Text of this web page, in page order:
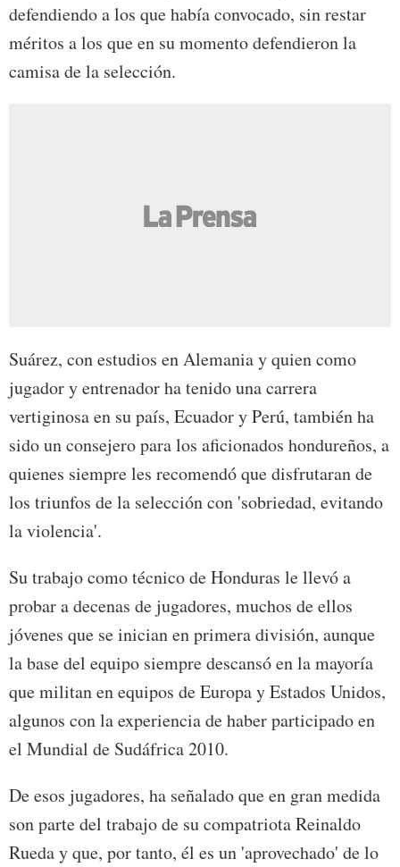
defendiendo a los que había convocado, sin restar
méritos a los que en su momento defendieron la
camisa de la selección.
Suárez, con estudios en Alemania y quien como
jugador y entrenador ha tenido una carrera
vertiginosa en su país, Ecuador y Perú, también ha
sido un consejero para los aficionados hondureños, a
quienes siempre les recomendó que disfrutaran de
los triunfos de la selección con 'sobriedad, evitando
la violencia'.
Su trabajo como técnico de Honduras le llevó a
probar a decenas de jugadores, muchos de ellos
jóvenes que se inician en primera división, aunque
la base del equipo siempre descansó en la mayoría
que militan en equipos de Europa y Estados Unidos,
algunos con la experiencia de haber participado en
el Mundial de Sudáfrica 2010.
De esos jugadores, ha señalado que en gran medida
son parte del trabajo de su compatriota Reinaldo
Rueda y que, por tanto, él es un 'aprovechado' de lo